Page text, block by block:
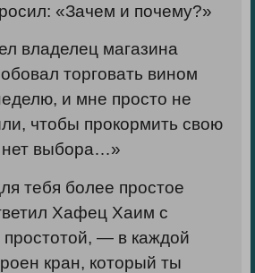
«Зачем и почему?»
владелец магазина
торговать вином
и мне просто не
чтобы прокормить свою
выбора…»
тебя более простое
Хафец Хаим с
простотой, — в каждой
кран, который ты